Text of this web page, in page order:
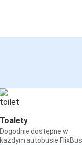
Toalety
Dogodnie dostępne w
każdym autobusie FlixBus